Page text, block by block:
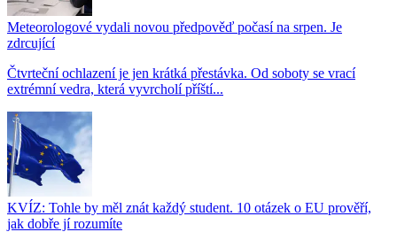
Meteorologové vydali novou předpověď počasí na srpen. Je
zdrcující
Čtvrteční ochlazení je jen krátká přestávka. Od soboty se vrací
extrémní vedra, která vyvrcholí příští...
KVÍZ: Tohle by měl znát každý student. 10 otázek o EU prověří,
jak dobře jí rozumíte